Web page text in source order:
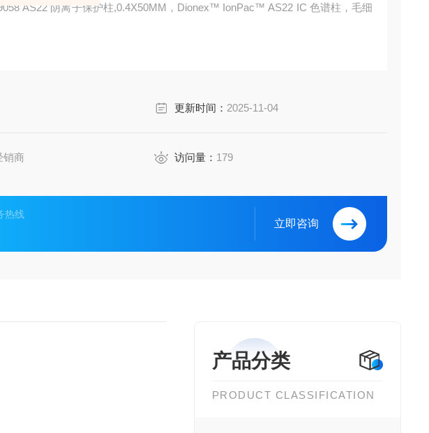
AS22 阴离子保护柱,0.4X50MM，Dionex™ IonPac™ AS22 IC 色谱柱，毛细
更新时间： 2025-11-04
销商 访问量： 179
热线
立即咨询
产品分类
PRODUCT CLASSIFICATION